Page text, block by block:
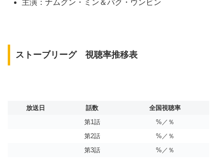
主演：ナムグン・ミン＆パク・ウンビン
ストーブリーグ 視聴率推移表
放送日 話数
全国視聴率
第1話
%／％
第2話
%／％
第3話
%／％